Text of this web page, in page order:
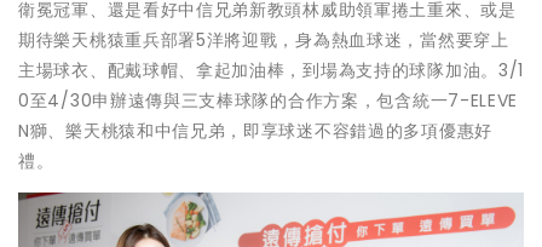
衛冕冠軍、還是看好中信兄弟新教頭林威助領軍捲土重來、或是
期待樂天桃猿重兵部署5洋將迎戰，身為熱血球迷，當然要穿上
主場球衣、配戴球帽、拿起加油棒，到場為支持的球隊加油。3/1
0至4/30申辦遠傳與三支棒球隊的合作方案，包含統一7-ELEVE
N獅、樂天桃猿和中信兄弟，即享球迷不容錯過的多項優惠好
禮。